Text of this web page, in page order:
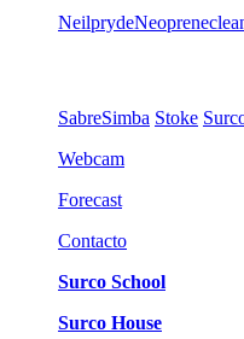
Neilpryde
SabreSimba Stoke
Webcam
Forecast
Contacto
Surco School
Surco House